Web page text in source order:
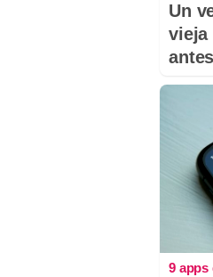
Un
vieja
9 apps